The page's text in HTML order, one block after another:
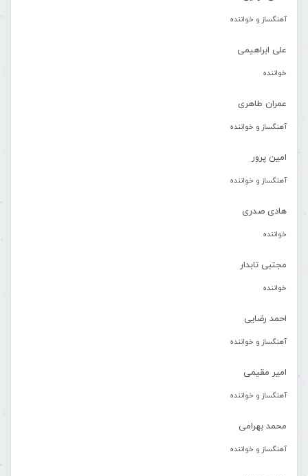
آهنگساز و خواننده
علی ابراهیمی
خواننده
عمران طاهری
آهنگساز و خواننده
امین پرور
آهنگساز و خواننده
هادی صدری
خواننده
مجتبی تابدار
خواننده
احمد رضایی
آهنگساز و خواننده
امیر مقیمی
آهنگساز و خواننده
محمد بهرامی
آهنگساز و خواننده